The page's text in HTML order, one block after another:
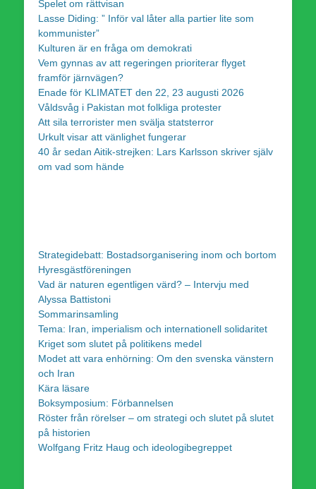
Spelet om rättvisan
Lasse Diding: ” Inför val låter alla partier lite som
kommunister”
Kulturen är en fråga om demokrati
Vem gynnas av att regeringen prioriterar flyget
framför järnvägen?
Enade för KLIMATET den 22, 23 augusti 2026
Våldsvåg i Pakistan mot folkliga protester
Att sila terrorister men svälja statsterror
Urkult visar att vänlighet fungerar
40 år sedan Aitik-strejken: Lars Karlsson skriver själv
om vad som hände
Strategidebatt: Bostadsorganisering inom och bortom
Hyresgästföreningen
Vad är naturen egentligen värd? – Intervju med
Alyssa Battistoni
Sommarinsamling
Tema: Iran, imperialism och internationell solidaritet
Kriget som slutet på politikens medel
Modet att vara enhörning: Om den svenska vänstern
och Iran
Kära läsare
Boksymposium: Förbannelsen
Röster från rörelser – om strategi och slutet på slutet
på historien
Wolfgang Fritz Haug och ideologibegreppet